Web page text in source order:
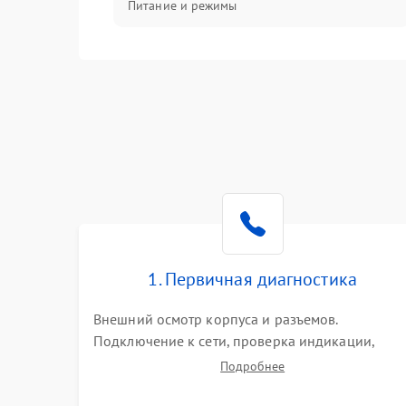
Питание и режимы
1. Первичная диагностика
Внешний осмотр корпуса и разъемов.
Подключение к сети, проверка индикации,
звуковых сигналов и кодов ошибок. Измерение
Подробнее